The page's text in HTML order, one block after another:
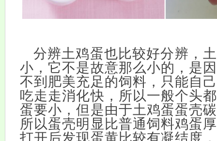
分辨土鸡蛋也比较好分辨，
小，它不是故意那么小的，是
不到肥美充足的饲料，只能自
吃走走消化快，所以一般个头
蛋要小，但是由于土鸡蛋蛋壳
所以蛋壳明显比普通饲料鸡蛋